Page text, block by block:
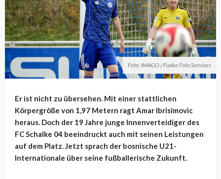
Foto: IMAGO / Funke Foto Services
Er ist nicht zu übersehen. Mit einer stattlichen
Körpergröße von 1,97 Metern ragt Amar Ibrisimovic
heraus. Doch der 19 Jahre junge Innenverteidiger des
FC Schalke 04 beeindruckt auch mit seinen Leistungen
auf dem Platz. Jetzt sprach der bosnische U21-
Internationale über seine fußballerische Zukunft.